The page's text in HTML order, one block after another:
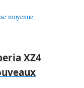
moyenne
XZ4